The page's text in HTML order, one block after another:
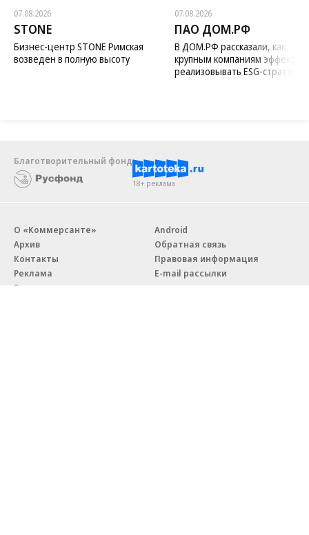
07.08.2026
STONE
Бизнес-центр STONE Римская
возведен в полную высоту
07.08.2026
ПАО ДОМ.РФ
В ДОМ.РФ рассказали, как
крупным компаниям
реализовывать ESG-стратегию
Благотворительный фонд
18+ реклама
О «Коммерсанте»
Архив
Контакты
Реклама
Вакансии
Android
Обратная связь
Правовая информация
E-mail рассылки